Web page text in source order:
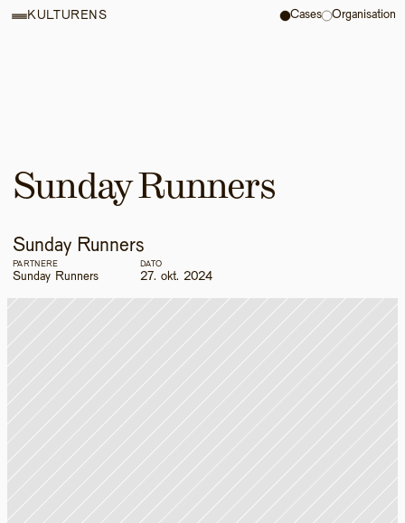
Sunday Runners
Sunday Runners
PARTNERE
Sunday Runners
DATO
27. okt. 2024
KULTURENS Cases Organisation